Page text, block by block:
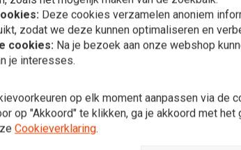
Deze cookies verzamelen anoniem
zodat we deze kunnen optimaliseren en
cookies: Na je bezoek aan onze webshop
je interesses.
op elk moment aanpassen via de
op "Akkoord" te klikken, ga je akkoord met
Cookieverklaring.